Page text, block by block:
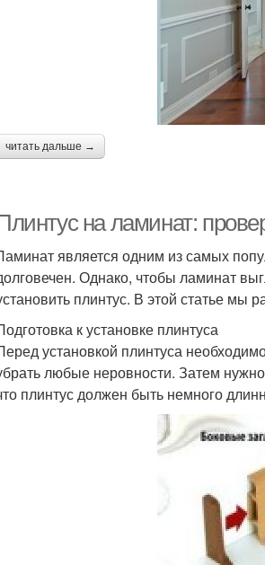
читать дальше →
на ламинат:
является одним из самых
Однако, чтобы ламинат
плинтус. В этой статье мы
к установке плинтуса
установкой плинтуса
любые неровности. Затем
плинтус должен быть немного